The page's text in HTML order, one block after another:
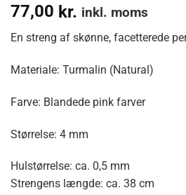
77,00 kr. inkl. moms
En streng af skønne, facetterede
Materiale: Turmalin (Natural)
Farve: Blandede pink farver
Størrelse: 4 mm
Hulstørrelse: ca. 0,5 mm
Strengens længde: ca. 38 cm